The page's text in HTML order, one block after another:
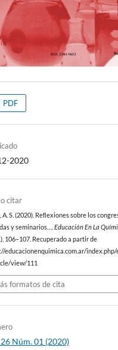
PDF
2020
citar
A. S. (2020). Reﬂexiones sobre los
y seminarios….Educación En La
106–107. Recuperado a partir de
educacionenquimica.com.ar/index.php/
view/111
formatos de cita
Núm. 01 (2020)